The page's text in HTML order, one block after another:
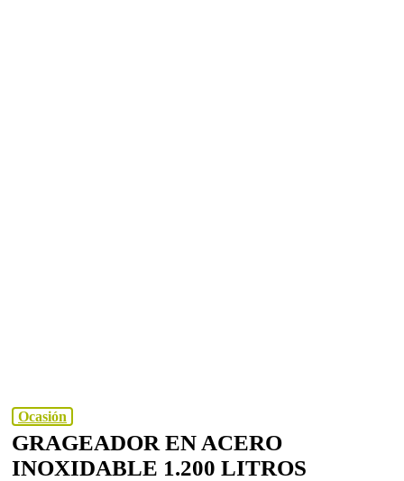
Ocasión
GRAGEADOR EN ACERO
INOXIDABLE 1.200 LITROS